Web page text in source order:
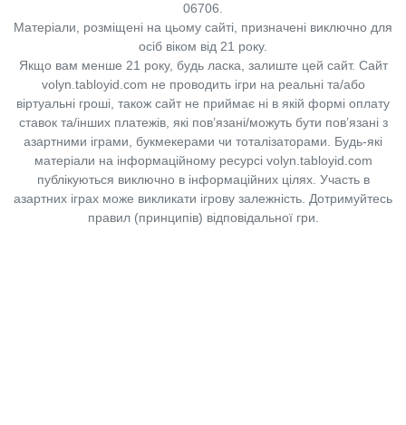
06706.
Матеріали, розміщені на цьому сайті, призначені виключно для
осіб віком від 21 року.
Якщо вам менше 21 року, будь ласка, залиште цей сайт. Сайт
volyn.tabloyid.com не проводить ігри на реальні та/або
віртуальні гроші, також сайт не приймає ні в якій формі оплату
ставок та/інших платежів, які пов’язані/можуть бути пов’язані з
азартними іграми, букмекерами чи тоталізаторами. Будь-які
матеріали на інформаційному ресурсі volyn.tabloyid.com
публікуються виключно в інформаційних цілях. Участь в
азартних іграх може викликати ігрову залежність. Дотримуйтесь
правил (принципів) відповідальної гри.